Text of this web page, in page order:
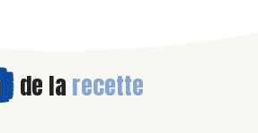
de la recette